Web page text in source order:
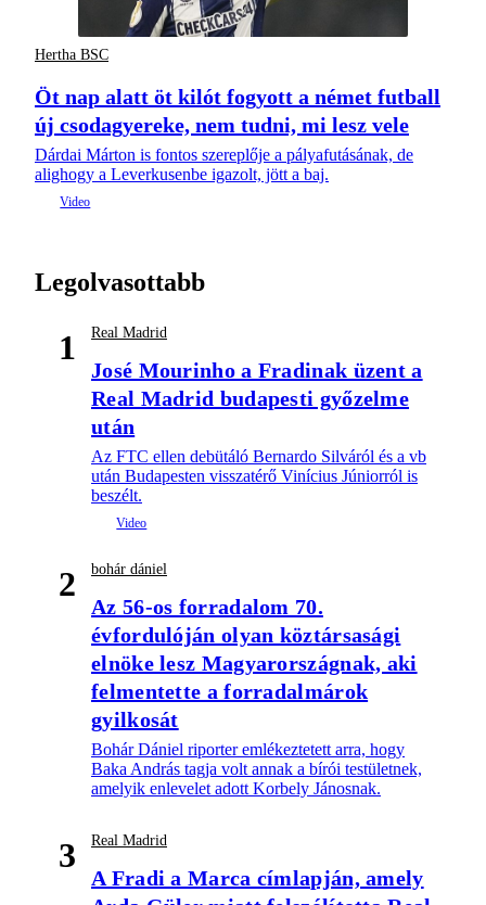
Hertha BSC
Öt nap alatt öt kilót fogyott a német futball
új csodagyereke, nem tudni, mi lesz vele
Dárdai Márton is fontos szereplője a pályafutásának, de
alighogy a Leverkusenbe igazolt, jött a baj.
Legolvasottabb
1 Real Madrid
José Mourinho a Fradinak üzent a
Real Madrid budapesti győzelme
után
Az FTC ellen debütáló Bernardo Silváról és a vb
után Budapesten visszatérő Vinícius Júniorról is
beszélt.
2 bohár dániel
Az 56-os forradalom 70.
évfordulóján olyan köztársasági
elnöke lesz Magyarországnak, aki
felmentette a forradalmárok
gyilkosát
Bohár Dániel riporter emlékeztetett arra, hogy
Baka András tagja volt annak a bírói testületnek,
amelyik enlevelet adott Korbely Jánosnak.
3 Real Madrid
A Fradi a Marca címlapján, amely